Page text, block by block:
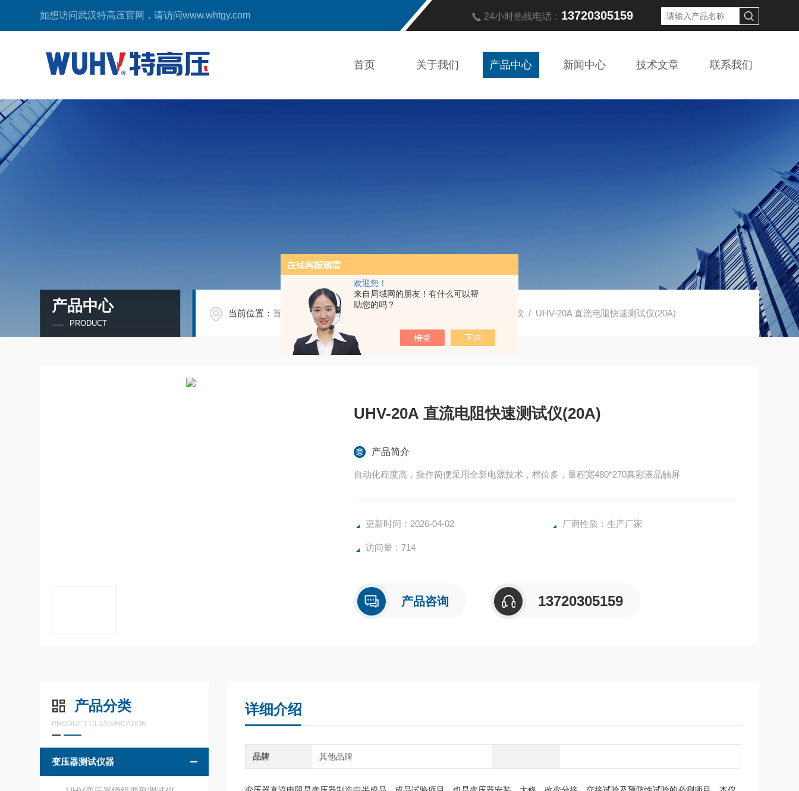
欢迎您！
来自局域网的朋友！有什么可以帮
助您的吗？
如想访问武汉特高压官网，请访问www.whtgy.com 24小时热线电话： 13720305159
首页 关于我们 产品中心 新闻中心 技术文章 联系我们
产品中心
PRODUCT
当前位置：首页 产品中心/ UHV直流电阻快速测试仪 / UHV-20A 直流电阻快速测试仪(20A)
UHV-20A 直流电阻快速测试仪(20A)
产品简介
自动化程度高，操作简便采用全新电源技术，档位多，量程宽480*270真彩液晶触屏
更新时间：2026-04-02 厂商性质：生产厂家
访问量：714
产品咨询 13720305159
产品分类
PRODUCT CLASSIFICATION
变压器测试仪器
详细介绍
品牌 其他品牌